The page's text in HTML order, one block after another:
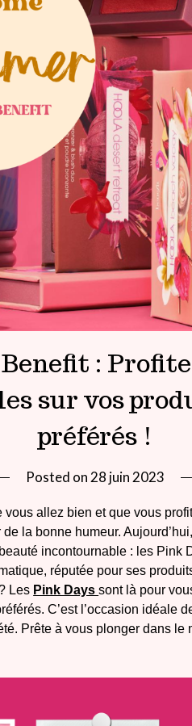
:
sur vos
préférés !
Posted on 28 juin 2023
vous allez bien et que vous
la bonne humeur.
incontournable : les Pink
réputée pour ses
Les Pink Dayssont là pour
C’est l’occasion idéale
Prête à vous plonger dans le